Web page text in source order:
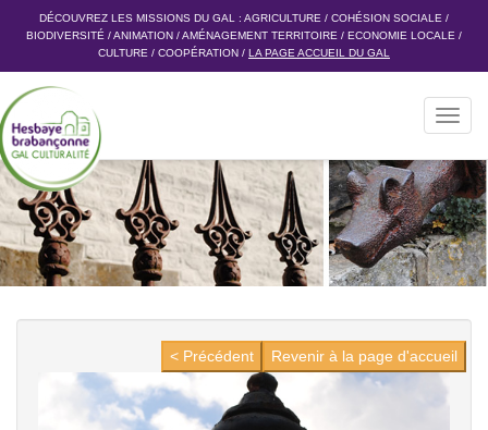
DÉCOUVREZ LES MISSIONS DU GAL : AGRICULTURE / COHÉSION SOCIALE /
BIODIVERSITÉ /ANIMATION /AMÉNAGEMENT TERRITOIRE / ECONOMIE LOCALE /
CULTURE / COOPÉRATION / LA PAGE ACCUEIL DU GAL
Revenir à la page d'accueil
< Précédent